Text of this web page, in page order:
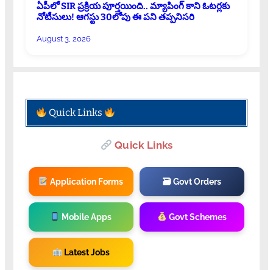
ఏపీలో SIR ప్రక్రియ పూర్తయింది.. మ్యాపింగ్ కాని ఓటర్లకు
నోటీసులు! ఆగస్టు 30లోపు ఈ పని తప్పనిసరి
August 3, 2026
Quick Links
Quick Links
Application Forms 🗃 Govt Orders
Mobile Apps Govt Schemes
Latest Jobs